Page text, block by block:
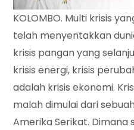
KOLOMBO. Multi krisis
telah menyentakkan
krisis pangan yang
krisis energi, krisis
adalah krisis ekonomi.
malah dimulai dari
Amerika Serikat. Dimana